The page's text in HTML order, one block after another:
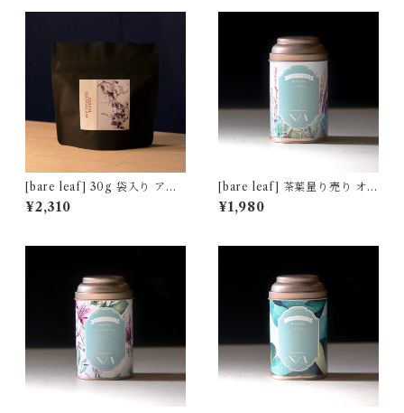
[bare leaf] 30g 袋入り アッ
サム マンガラム茶園 [非水百
花譜デザイン]
¥2,310
[bare leaf] 茶葉量り売り オリ
ジナル缶 50g ["Tropical Gar
den" デザイン]
¥1,980